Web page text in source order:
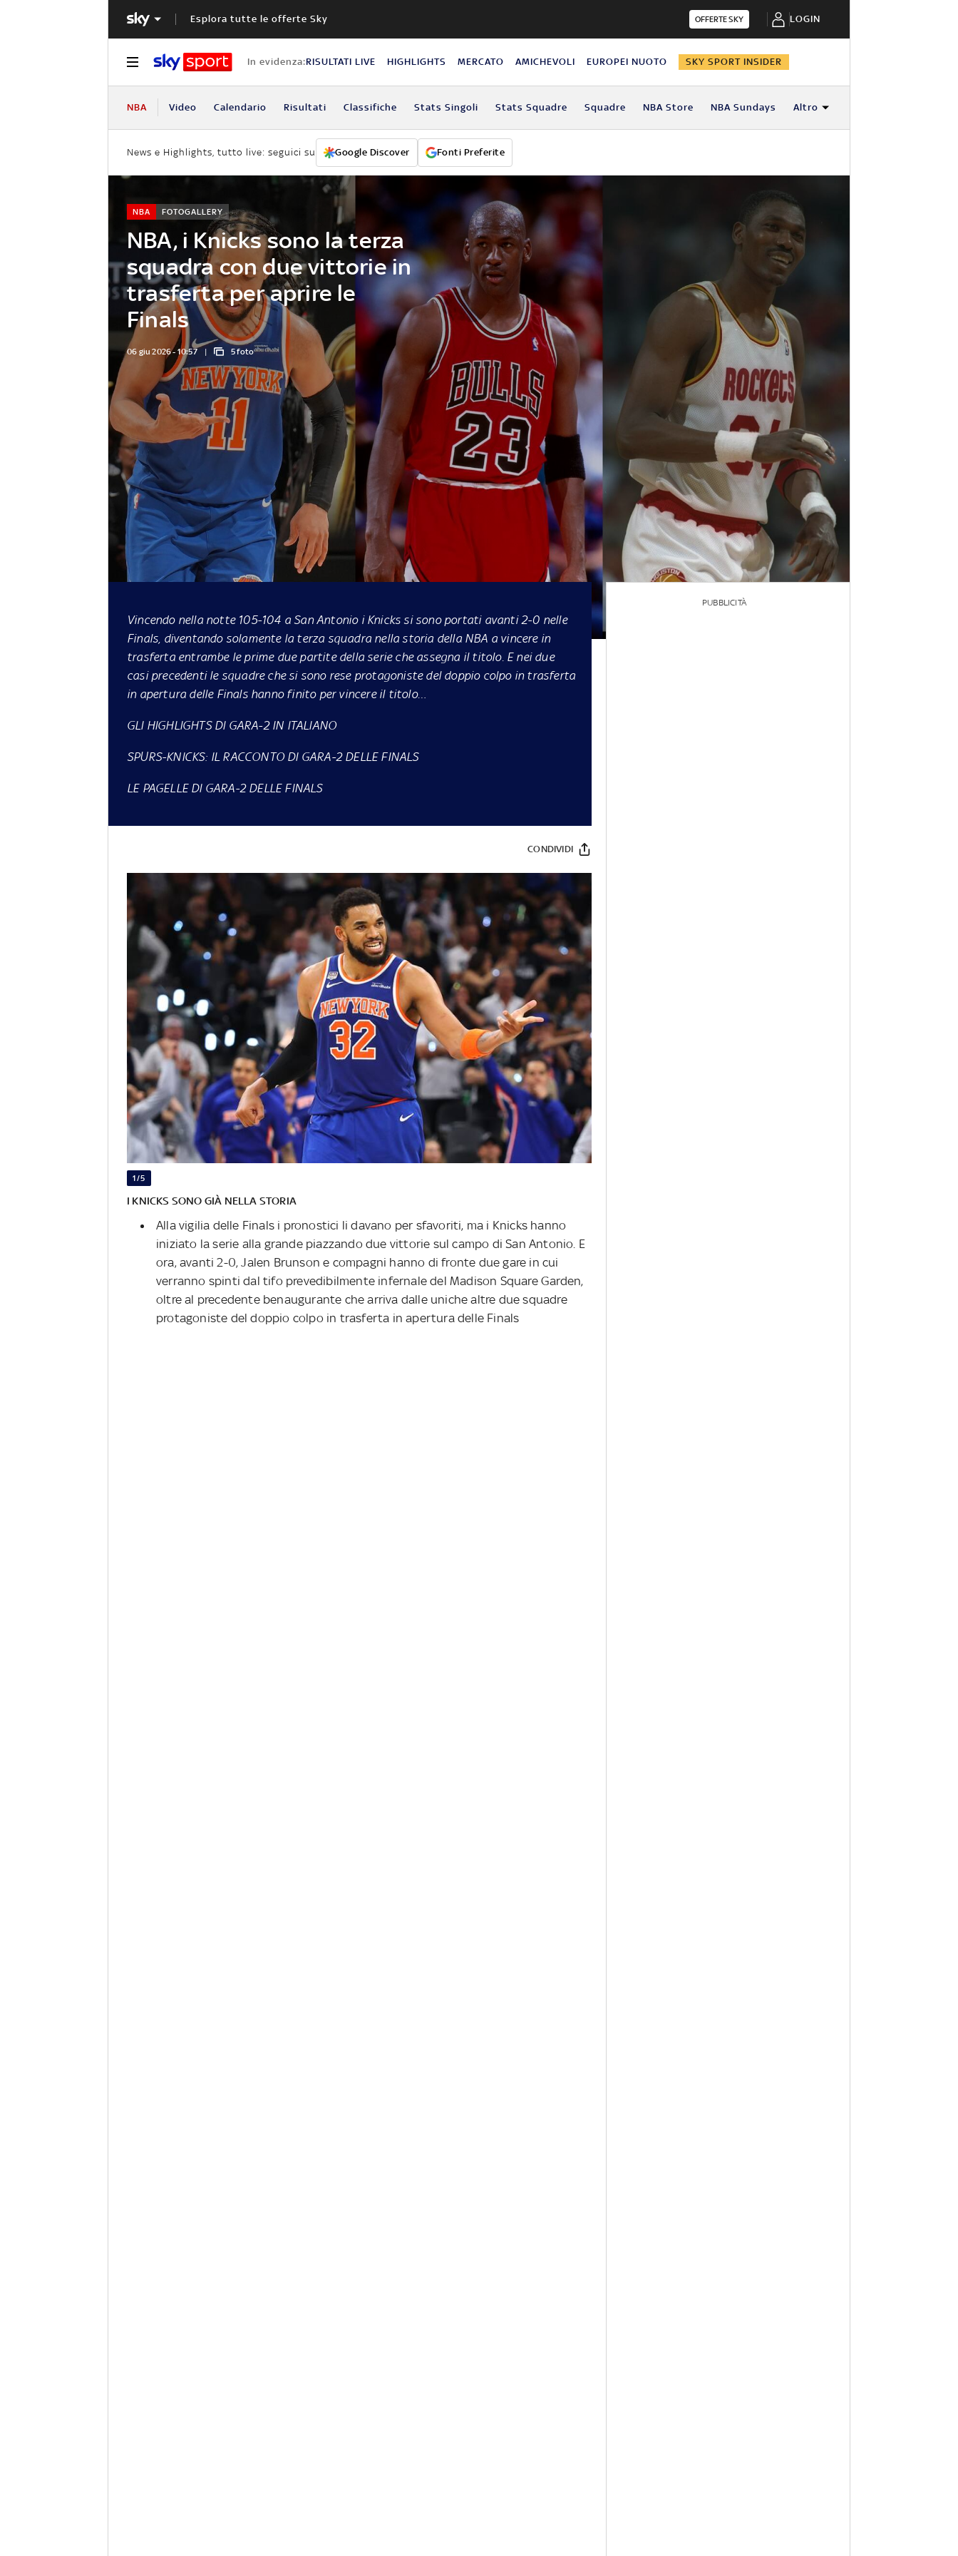
Esplora tutte le offerte Sky OFFERTE SKY LOGIN
In evidenza:RISULTATI LIVE HIGHLIGHTS MERCATO AMICHEVOLI EUROPEI NUOTO SKY SPORT INSIDER
NBA Video Calendario Risultati Classifiche Stats Singoli Stats Squadre Squadre NBA Store NBA Sundays Altro
News e Highlights, tutto live: seguici su Google Discover Fonti Preferite
NBA, i Knicks sono la terza
squadra con due vittorie in
trasferta per aprire le
Finals
NBA FOTOGALLERY
06 giu 2026 - 10:57 5 foto
Vincendo nella notte 105-104 a San Antonio i Knicks si sono portati avanti 2-0 nelle
Finals, diventando solamente la terza squadra nella storia della NBA a vincere in
trasferta entrambe le prime due partite della serie che assegna il titolo. E nei due
casi precedenti le squadre che si sono rese protagoniste del doppio colpo in trasferta
in apertura delle Finals hanno finito per vincere il titolo…
GLI HIGHLIGHTS DI GARA-2 IN ITALIANO
SPURS-KNICKS: IL RACCONTO DI GARA-2 DELLE FINALS
LE PAGELLE DI GARA-2 DELLE FINALS
CONDIVIDI
1/5
I KNICKS SONO GIÀ NELLA STORIA
Alla vigilia delle Finals i pronostici li davano per sfavoriti, ma i Knicks hanno
iniziato la serie alla grande piazzando due vittorie sul campo di San Antonio. E
ora, avanti 2-0, Jalen Brunson e compagni hanno di fronte due gare in cui
verranno spinti dal tifo prevedibilmente infernale del Madison Square Garden,
oltre al precedente benaugurante che arriva dalle uniche altre due squadre
protagoniste del doppio colpo in trasferta in apertura delle Finals
PUBBLICITÀ